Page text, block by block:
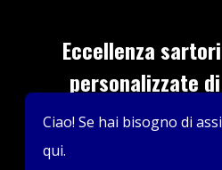
Eccellenza
personalizzate
Noi di PacMastery
presenta requisiti e sfide
Ciao! Se hai bisogno di
qui.